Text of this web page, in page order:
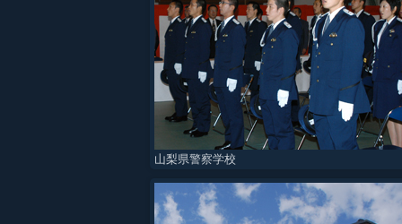
山梨県警察学校